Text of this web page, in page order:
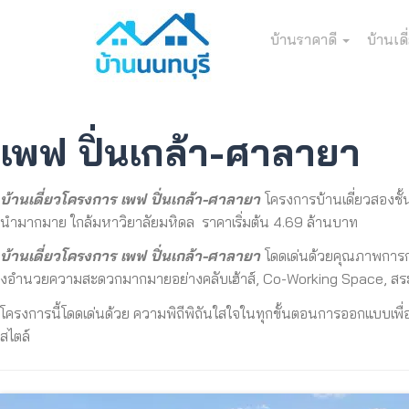
บ้านราคาดี บ้านเ
เพฟ ปิ่นเกล้า-ศาลายา
บ้านเดี่ยวโครงการ เพฟ ปิ่นเกล้า-ศาลายา โครงการบ้านเดี่ยวสองชั้
นำมากมาย ใกล้มหาวิยาลัยมหิดล ราคาเริ่มต้น 4.69 ล้านบาท
บ้านเดี่ยวโครงการ เพฟ ปิ่นเกล้า-ศาลายา โดดเด่นด้วยคุณภาพการ
งอำนวยความสะดวกมากมายอย่างคลับเฮ้าส์, Co-Working Space,
โครงการนี้โดดเด่นด้วย ความพิถีพิถันใสใจในทุกขั้นตอนการออกแบบเพื่
สไตล์